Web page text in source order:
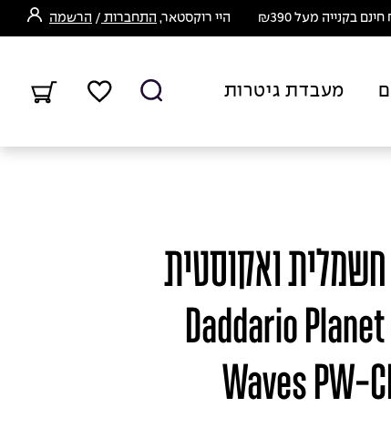
בקנייה מעל ₪390 היי רוקסטאר, התחברות / הרשמה
מעבדת גיטרות
ואקוסטית
דדריו פלנט ווייבס - Daddario Planet
Waves PW-